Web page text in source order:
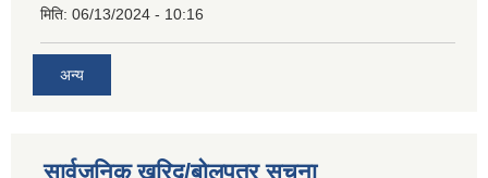
मिति: 06/13/2024 - 10:16
अन्य
सार्वजनिक खरिद/बोलपत्र सूचना